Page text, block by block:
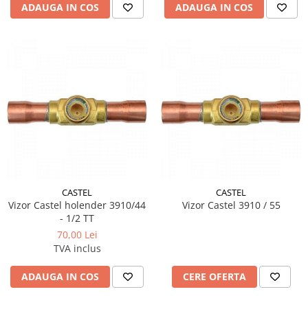
ADAUGA IN COS ADAUGA IN COS
CASTEL
Vizor Castel holender 3910/44
- 1/2 TT
70,00 Lei
TVA inclus
ADAUGA IN COS
CASTEL
Vizor Castel 3910 / 55
CERE OFERTA